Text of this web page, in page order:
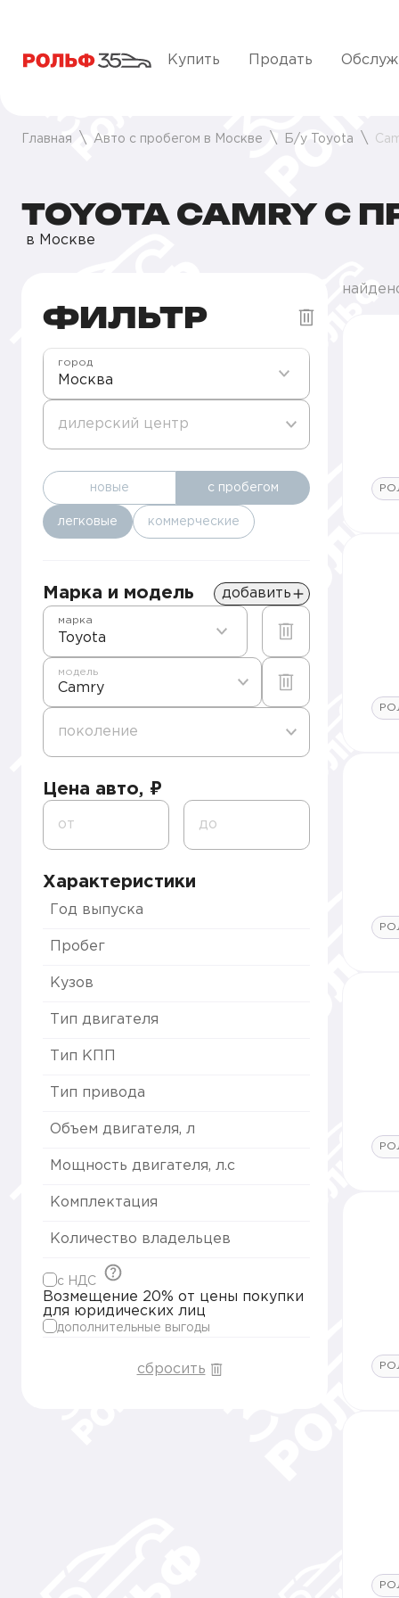
Купить Продать
Главная Авто с пробегом в Москве Б/у Toyota
TOYOTA CAMRY С
в Москве
ФИЛЬТР
Москва
город
дилерский центр
новые с пробегом
легковые коммерческие
Марка и модель добавить
Toyota
марка
Camry
модель
поколение
Цена авто, ₽
от до
Характеристики
Год выпуска
Пробег
Кузов
Тип двигателя
Тип КПП
Тип привода
Объем двигателя, л
Мощность двигателя, л.с
Комплектация
Количество владельцев
c НДС
Возмещение 20% от цены покупки
для юридических лиц
дополнительные выгоды
сбросить